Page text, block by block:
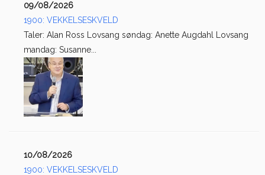
09/08/2026
1900: VEKKELSESKVELD
Taler: Alan Ross Lovsang søndag: Anette Augdahl Lovsang
mandag: Susanne...
10/08/2026
1900: VEKKELSESKVELD